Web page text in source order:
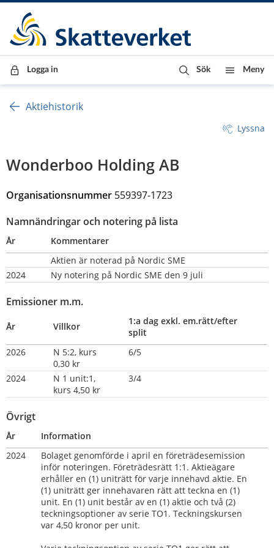
Till innehåll
Till navigationen
Till chattrobot
Logga in Sök Meny
Aktiehistorik
Lyssna
Wonderboo Holding AB
Organisationsnummer 559397-1723
Namnändringar och notering på lista
År
Kommentarer
Aktien är noterad på Nordic SME
2024
Ny notering på Nordic SME den 9 juli
Emissioner m.m.
År Villkor
1:a dag exkl. em.rätt/efter
split
2026
N 5:2, kurs
0,30 kr
6/5
2024
N 1 unit:1,
kurs 4,50 kr
3/4
Övrigt
År
Information
2024
Bolaget genomförde i april en företrädesemission
inför noteringen. Företrädesrätt 1:1. Aktieägare
erhåller en (1) uniträtt för varje innehavd aktie. En
(1) uniträtt ger innehavaren rätt att teckna en (1)
unit. En (1) unit består av en (1) aktie och två (2)
teckningsoptioner av serie TO1. Teckningskursen
var 4,50 kronor per unit.